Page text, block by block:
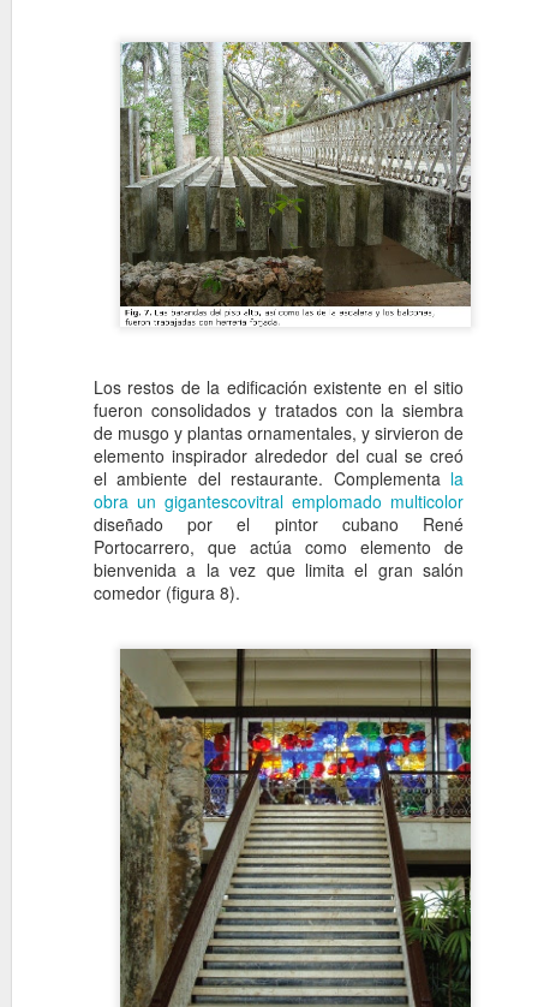
Los restos de la edificación existente en el sitio
fueron consolidados y tratados con la siembra
de musgo y plantas ornamentales, y sirvieron de
elemento inspirador alrededor del cual se creó
el ambiente del restaurante. Complementa la
obra un gigantescovitral emplomado multicolor
diseñado por el pintor cubano René
Portocarrero, que actúa como elemento de
bienvenida a la vez que limita el gran salón
comedor (figura 8).
de viviendas.
NOV
6
Casa de las
Frank Martínez,
Casa de las hermanas
arquitecto, 1955. Otro
de mediados del SXX,
Farfante, marca un hito en
referentes del arquitecto y la
OCT
31
Vivienda en la
Vivienda de Alonso
Country Club (hoy
arquitectos Guerra &
OCT
27
Vivienda en
Año: 1957. Vivienda
Arquitecto: Samuel B.